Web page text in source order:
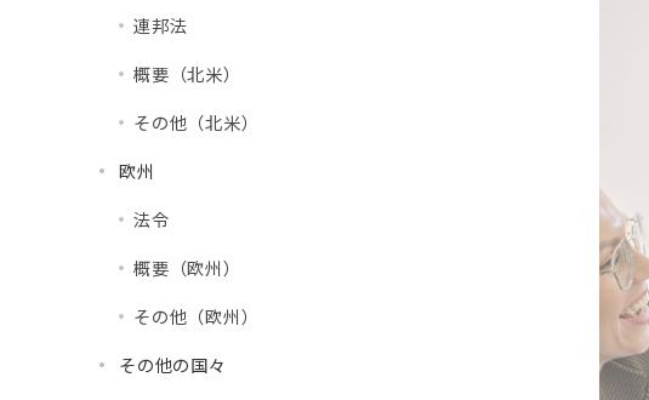
連邦法
概要（北米）
その他（北米）
欧州
法令
概要（欧州）
その他（欧州）
その他の国々